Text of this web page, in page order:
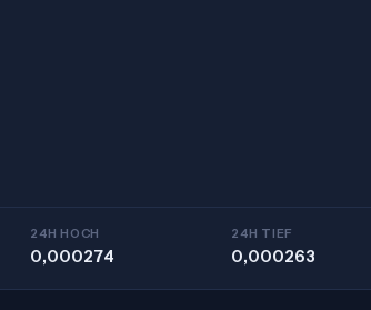
24H HOCH
0,000274
24H TIEF
0,000263